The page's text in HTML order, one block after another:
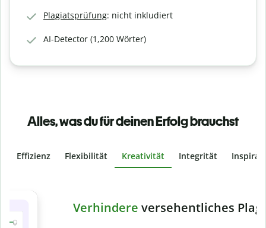
Plagiatsprüfung: nicht inkludiert
AI-Detector (1,200 Wörter)
Alles, was du für deinen Erfolg brauchst
Effizienz Flexibilität Kreativität Integrität
Slide 4 of 6